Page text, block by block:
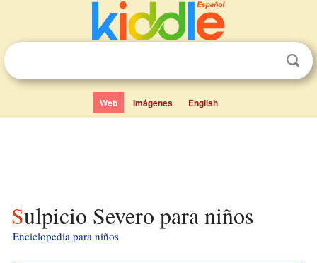
Web Imágenes English
Sulpicio Severo para niños
Enciclopedia para niños